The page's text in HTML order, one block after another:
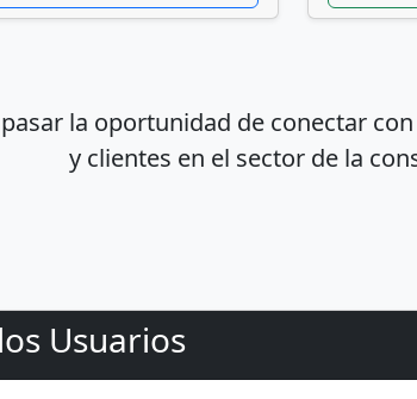
pasar la oportunidad de conectar
y clientes en el sector de la
Usuarios